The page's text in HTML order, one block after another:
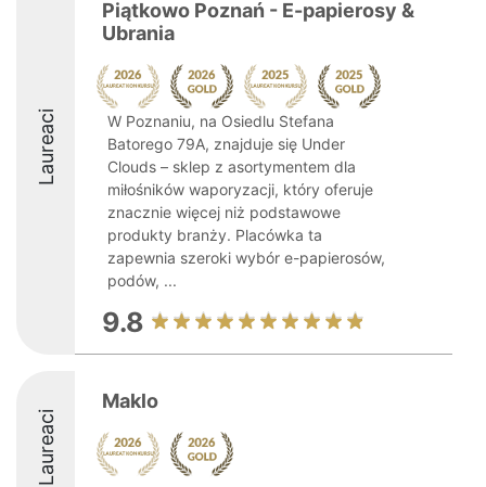
Laureaci
Piątkowo Poznań - E-papierosy &
Ubrania
W Poznaniu, na Osiedlu Stefana
Batorego 79A, znajduje się Under
Clouds – sklep z asortymentem dla
miłośników waporyzacji, który oferuje
znacznie więcej niż podstawowe
produkty branży. Placówka ta
zapewnia szeroki wybór e-papierosów,
podów, ...
9.8
Laureaci
Maklo